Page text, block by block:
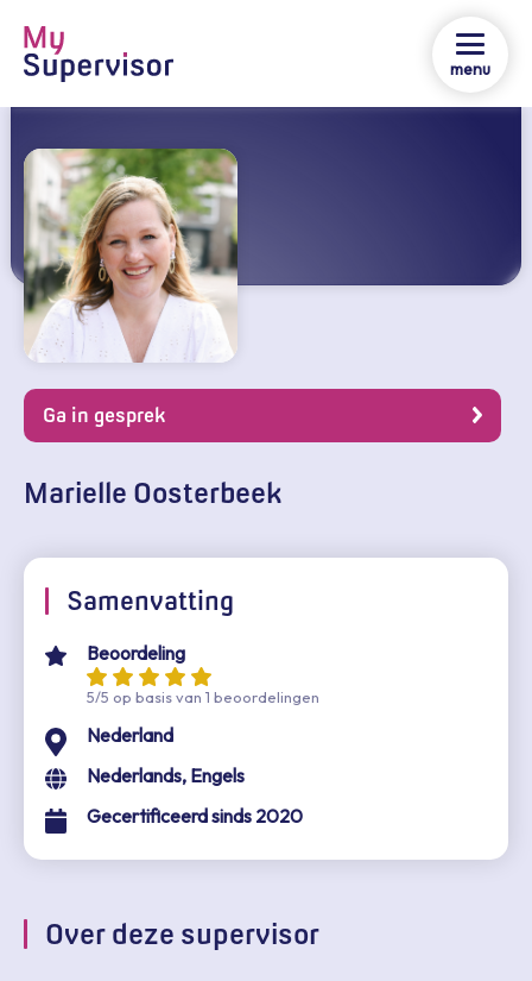
menu
Ga in gesprek
Marielle Oosterbeek
Samenvatting
Beoordeling
5/5 op basis van 1 beoordelingen
Nederland
Nederlands, Engels
Gecertificeerd sinds 2020
Over deze supervisor